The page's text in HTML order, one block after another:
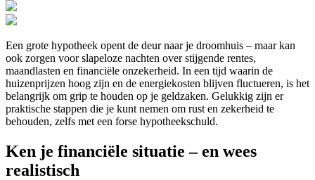
Een grote hypotheek opent de deur naar je droomhuis – maar kan
ook zorgen voor slapeloze nachten over stijgende rentes,
maandlasten en financiële onzekerheid. In een tijd waarin de
huizenprijzen hoog zijn en de energiekosten blijven fluctueren, is het
belangrijk om grip te houden op je geldzaken. Gelukkig zijn er
praktische stappen die je kunt nemen om rust en zekerheid te
behouden, zelfs met een forse hypotheekschuld.
Ken je financiële situatie – en wees
realistisch